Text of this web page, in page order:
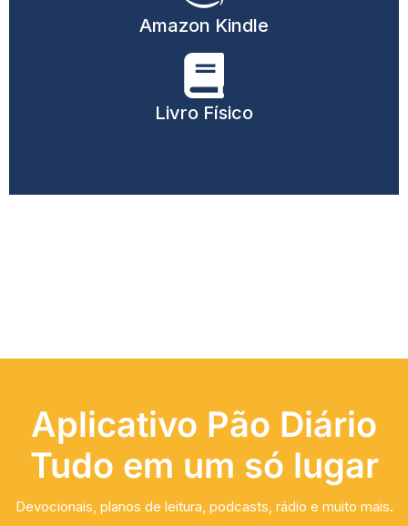
Amazon Kindle
Livro Físico
Aplicativo Pão Diário
Tudo em um só lugar
Devocionais, planos de leitura, podcasts, rádio e muito mais.